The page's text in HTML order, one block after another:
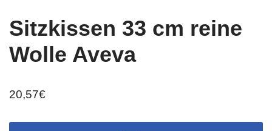
Sitzkissen 33 cm reine
Wolle Aveva
20,57€